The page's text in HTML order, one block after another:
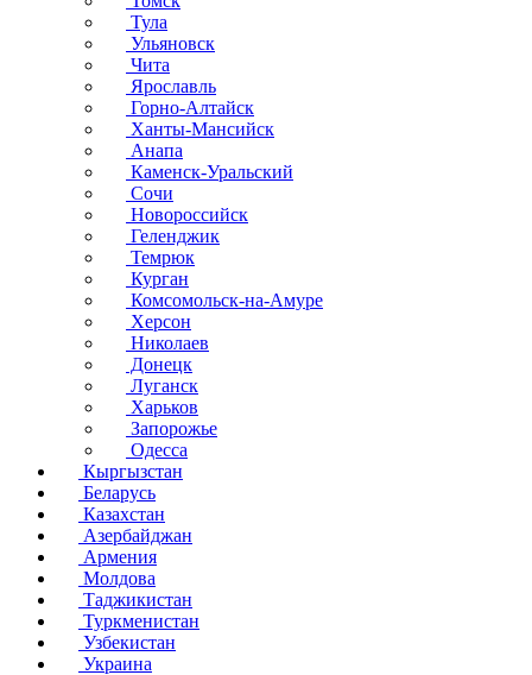
Тула
Ульяновск
Чита
Ярославль
Горно-Алтайск
Ханты-Мансийск
Анапа
Каменск-Уральский
Сочи
Новороссийск
Геленджик
Темрюк
Курган
Комсомольск-на-Амуре
Херсон
Николаев
Донецк
Луганск
Харьков
Запорожье
Одесса
Кыргызстан
Беларусь
Казахстан
Азербайджан
Армения
Молдова
Таджикистан
Туркменистан
Узбекистан
Украина